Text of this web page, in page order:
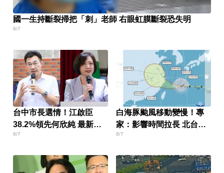
國一生持斷裂掃把「刺」老師 右眼虹膜斷裂恐失明
8/7
台中市長選情！江啟臣
38.2%領先何欣純 最新民
調曝
8/7
白海豚颱風移動變慢！專
家：影響時間拉長 北台恐
迎狂風暴雨
8/7